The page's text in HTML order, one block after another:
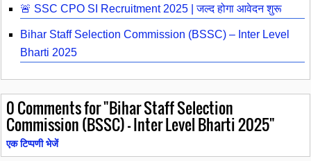
🚨 SSC CPO SI Recruitment 2025 | जल्द होगा आवेदन शुरू
Bihar Staff Selection Commission (BSSC) – Inter Level
Bharti 2025
0Comments for "Bihar Staff Selection
Commission (BSSC) – Inter Level Bharti 2025"
एक टिप्पणी भेजें